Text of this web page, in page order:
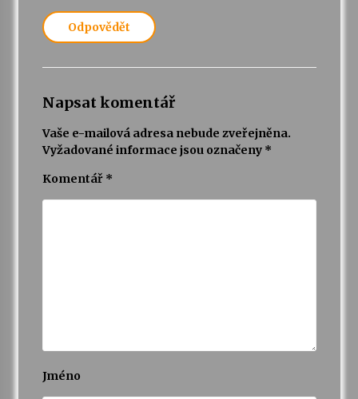
Odpovědět
Napsat komentář
Vaše e-mailová adresa nebude zveřejněna.
Vyžadované informace jsou označeny *
Komentář *
Jméno